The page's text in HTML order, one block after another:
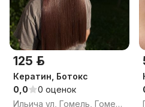
125 р.
Кератин, Ботокс
0,0
0 оценок
Ильича ул, Гомель, Гомельская область